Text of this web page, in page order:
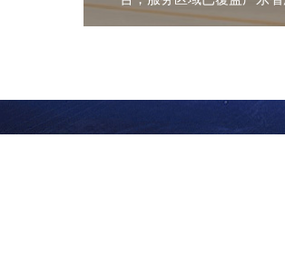
日达、生鲜递等.....